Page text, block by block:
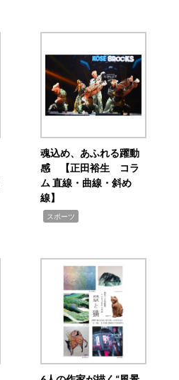
魂込め、あふれる躍動
感 【正田裕生 コラ
ム 直線・曲線・斜め
線】
スポーツ